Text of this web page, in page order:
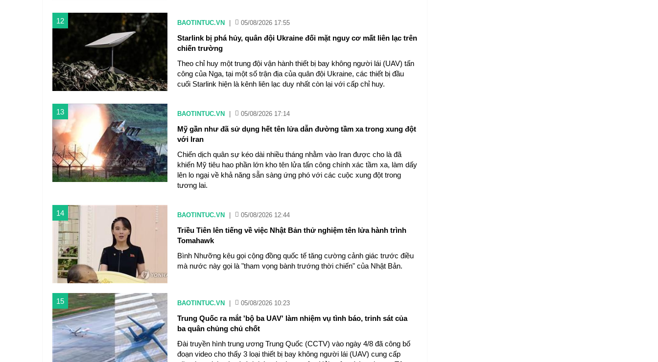
12 BAOTINTUC.VN 05/08/2026 17:55
Starlink bị phá hủy, quân đội Ukraine đối mặt nguy cơ mất liên lạc trên
chiến trường
Theo chỉ huy một trung đội vận hành thiết bị bay không người lái (UAV) tấn
công của Nga, tại một số trận địa của quân đội Ukraine, các thiết bị đầu
cuối Starlink hiện là kênh liên lạc duy nhất còn lại với cấp chỉ huy.
13 BAOTINTUC.VN 05/08/2026 17:14
Mỹ gần như đã sử dụng hết tên lửa dẫn đường tầm xa trong xung đột
với Iran
Chiến dịch quân sự kéo dài nhiều tháng nhằm vào Iran được cho là đã
khiến Mỹ tiêu hao phần lớn kho tên lửa tấn công chính xác tầm xa, làm dấy
lên lo ngại về khả năng sẵn sàng ứng phó với các cuộc xung đột trong
tương lai.
14 BAOTINTUC.VN 05/08/2026 12:44
Triều Tiên lên tiếng về việc Nhật Bản thử nghiệm tên lửa hành trình
Tomahawk
Bình Nhưỡng kêu gọi cộng đồng quốc tế tăng cường cảnh giác trước điều
mà nước này gọi là "tham vọng bành trướng thời chiến" của Nhật Bản.
15 BAOTINTUC.VN 05/08/2026 10:23
Trung Quốc ra mắt 'bộ ba UAV' làm nhiệm vụ tình báo, trinh sát của
ba quân chủng chủ chốt
Đài truyền hình trung ương Trung Quốc (CCTV) vào ngày 4/8 đã công bố
đoạn video cho thấy 3 loại thiết bị bay không người lái (UAV) cung cấp